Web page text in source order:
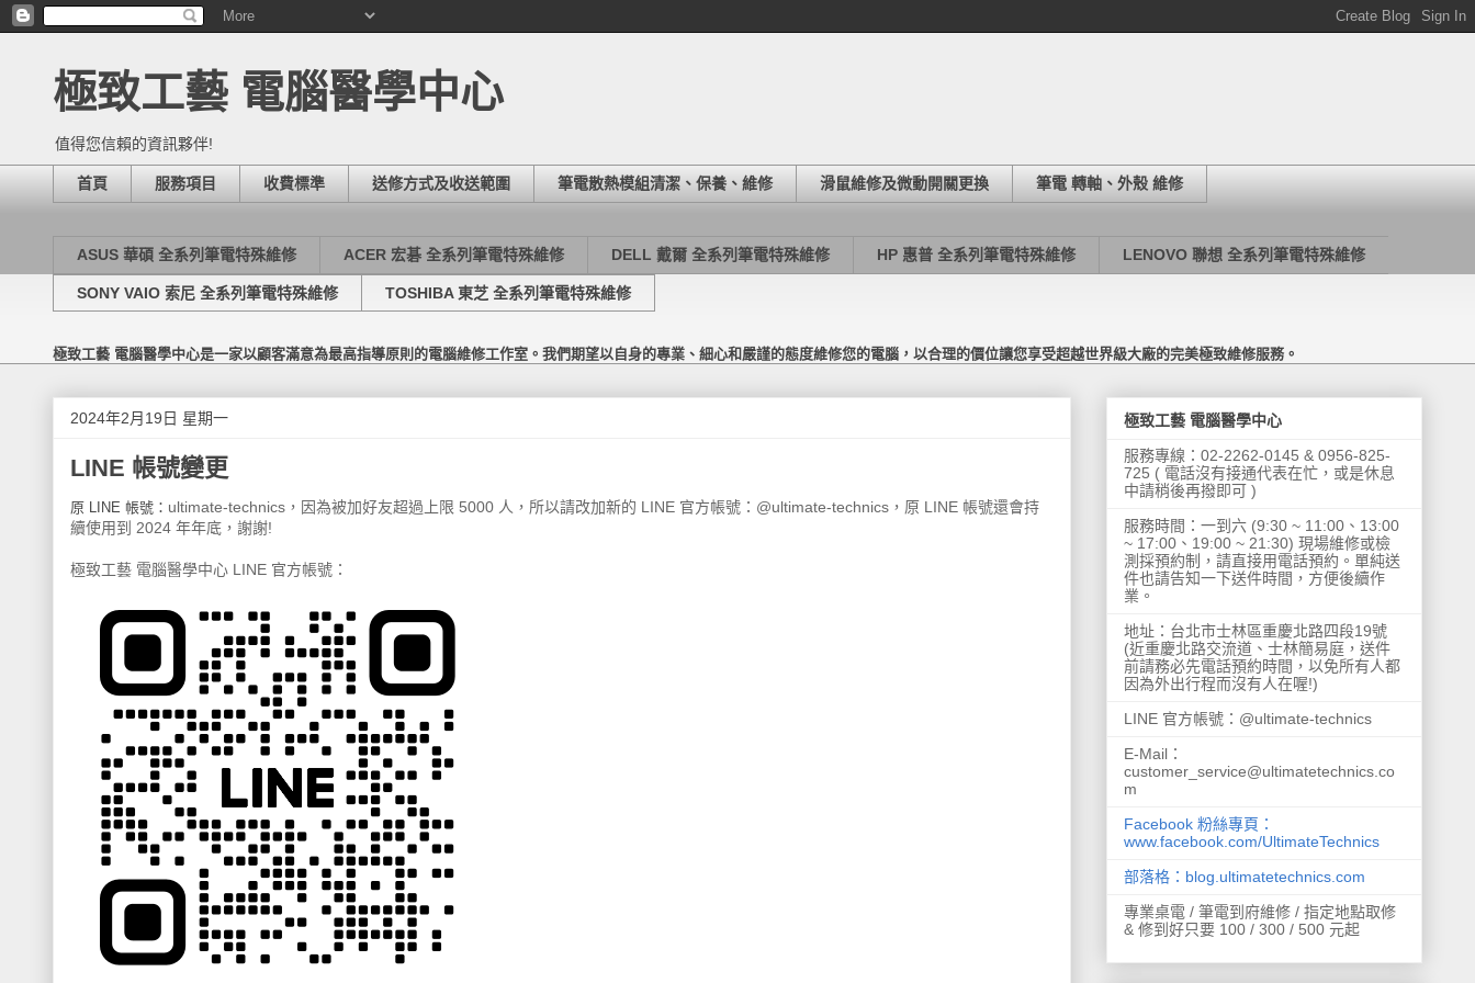
極致工藝 電腦醫學中心
值得您信賴的資訊夥伴!
首頁 服務項目 收費標準 送修方式及收送範圍 筆電散熱模組清潔、保養、維修 滑鼠維修及微動開關更換 筆電 轉軸、外殼 維修
ASUS 華碩 全系列筆電特殊維修 ACER 宏碁 全系列筆電特殊維修 DELL 戴爾 全系列筆電特殊維修 HP 惠普 全系列筆電特殊維修 LENOVO 聯想 全系列筆電特殊維修
SONY VAIO 索尼 全系列筆電特殊維修 TOSHIBA 東芝 全系列筆電特殊維修
極致工藝 電腦醫學中心是一家以顧客滿意為最高指導原則的電腦維修工作室。我們期望以自身的專業、細心和嚴謹的態度維修您的電腦，以合理的價位讓您享受超越世界級大廠的完美極致維修服務。
2024年2月19日 星期一
LINE 帳號變更
原 LINE 帳號： ultimate-technics，因為被加好友超過上限 5000 人，所以請改加新的 LINE 官方帳號：@ultimate-technics，原 LINE 帳號還會持
續使用到 2024 年年底，謝謝!
極致工藝 電腦醫學中心 LINE 官方帳號：
極致工藝 電腦醫學中心
服務專線：02-2262-0145 & 0956-825-
725 ( 電話沒有接通代表在忙，或是休息
中請稍後再撥即可 )
服務時間：一到六 (9:30 ~ 11:00、13:00
~ 17:00、19:00 ~ 21:30) 現場維修或檢
測採預約制，請直接用電話預約。單純送
件也請告知一下送件時間，方便後續作
業。
地址：台北市士林區重慶北路四段19號
(近重慶北路交流道、士林簡易庭，送件
前請務必先電話預約時間，以免所有人都
因為外出行程而沒有人在喔!)
LINE 官方帳號：@ultimate-technics
E-Mail：
customer_service@ultimatetechnics.co
m
Facebook 粉絲專頁：
www.facebook.com/UltimateTechnics
部落格：blog.ultimatetechnics.com
專業桌電 / 筆電到府維修 / 指定地點取修
& 修到好只要 100 / 300 / 500 元起